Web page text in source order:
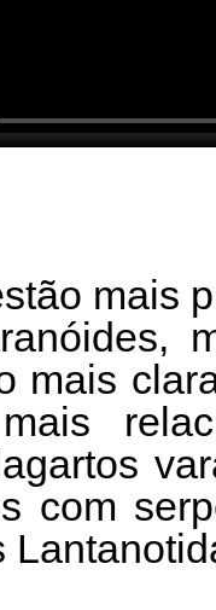
mais
mais
com